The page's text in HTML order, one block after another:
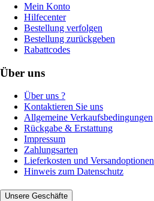
Mein Konto
Hilfecenter
Bestellung verfolgen
Bestellung zurückgeben
Rabattcodes
Über uns
Über uns ?
Kontaktieren Sie uns
Allgemeine Verkaufsbedingungen
Rückgabe & Erstattung
Impressum
Zahlungsarten
Lieferkosten und Versandoptionen
Hinweis zum Datenschutz
Unsere Geschäfte